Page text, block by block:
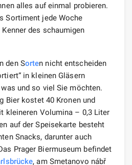
alles auf einmal probieren.
Sortiment jede Woche
des schaumigen
den Sorten nicht entscheiden
in kleinen Gläsern
und so viel Sie möchten.
Bier kostet 40 Kronen und
kleineren Volumina – 0,3 Liter
auf der Speisekarte besteht
Snacks, darunter auch
Prager Biermuseum befindet
, am Smetanovo nábř